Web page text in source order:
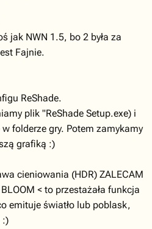
jak NWN 1.5, bo 2 była za
Fajnie.
ReShade.
plik "ReShade Setup.exe) i
folderze gry. Potem zamykamy
grafiką :)
cieniowania (HDR) ZALECAM
< to przestażała funkcja
emituje światło lub poblask,
:)